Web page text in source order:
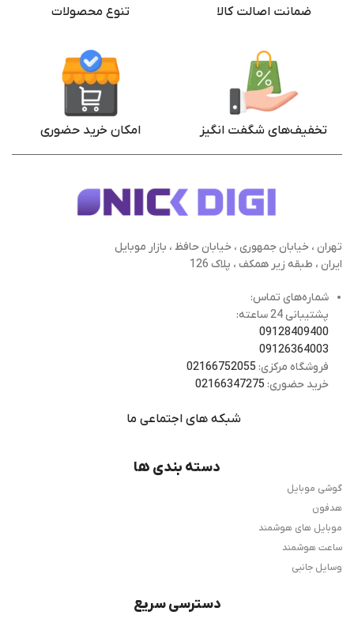
ضمانت اصالت کالا تنوع محصولات
تخفیف‌های شگفت انگیز امکان خرید حضوری
تهران ، خیابان جمهوری ، خیابان حافظ ، بازار موبایل
ایران ، طبقه زیر همکف ، پلاک 126
شماره‌های تماس:
پشتیبانی 24 ساعته:
09128409400
09126364003
فروشگاه مرکزی: 02166752055
خرید حضوری: 02166347275
شبکه های اجتماعی ما
دسته بندی ها
گوشی موبایل
هدفون
موبایل های هوشمند
ساعت هوشمند
وسایل جانبی
دسترسی سریع